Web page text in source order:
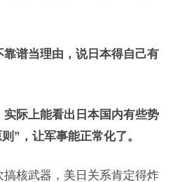
谱当理由，说日本得自己有
际上能看出日本国内有些势
”，让军事能正常化了。
核武器，美日关系肯定得炸